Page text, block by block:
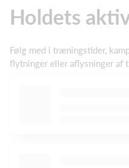
Holdets
Følg med i træningstider,
flytninger eller aflysninger af